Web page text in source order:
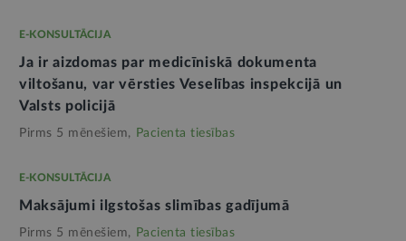
E-KONSULTĀCIJA
Ja ir aizdomas par medicīniskā dokumenta
viltošanu, var vērsties Veselības inspekcijā un
Valsts policijā
Pirms 5 mēnešiem, Pacienta tiesības
E-KONSULTĀCIJA
Maksājumi ilgstošas slimības gadījumā
Pirms 5 mēnešiem, Pacienta tiesības